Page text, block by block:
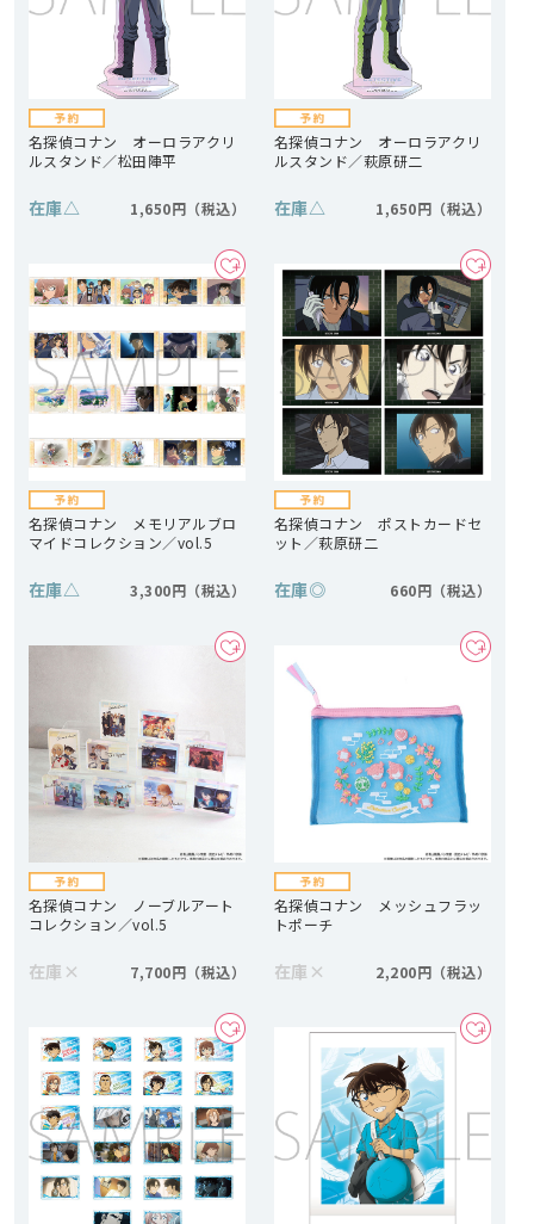
名探偵コナン オーロラアクリ
ルスタンド／松田陣平
在庫△ 1,650円
名探偵コナン オーロラアクリ
ルスタンド／萩原研二
在庫△ 1,650円
名探偵コナン メモリアルブロ
マイドコレクション／vol.5
在庫△ 3,300円
名探偵コナン ポストカードセ
ット／萩原研二
在庫◎ 660円
名探偵コナン ノーブルアート
コレクション／vol.5
在庫 × 7,700円
名探偵コナン メッシュフラッ
トポーチ
在庫 × 2,200円